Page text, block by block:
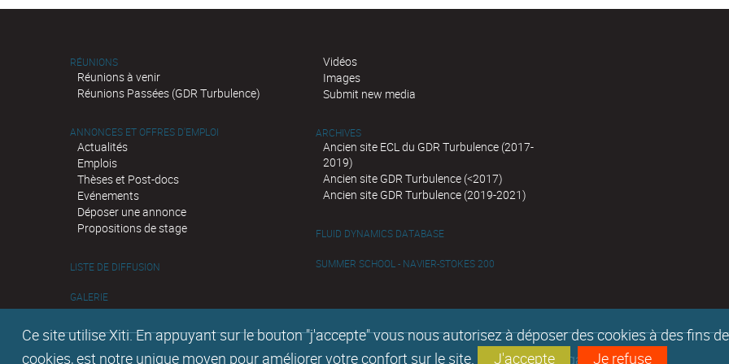
Ce site utilise Xiti. En appuyant sur le bouton "j'accepte" vous nous autorisez à déposer des cookies à des fins
cookies, est notre unique moyen pour améliorer votre confort sur le site.
J'accepte Je refuse
RÉUNIONS
Réunions à venir
Réunions Passées (GDR Turbulence)
ANNONCES ET OFFRES D'EMPLOI
Actualités
Emplois
Thèses et Post-docs
Evénements
Déposer une annonce
Propositions de stage
LISTE DE DIFFUSION
GALERIE
Vidéos
Images
Submit new media
ARCHIVES
Ancien site ECL du GDR Turbulence (2017-
2019)
Ancien site GDR Turbulence (<2017)
Ancien site GDR Turbulence (2019-2021)
FLUID DYNAMICS DATABASE
SUMMER SCHOOL - NAVIER-STOKES 200
Mentions légales